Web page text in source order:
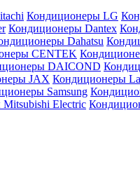
Кондиционеры LG
Кондиционеры Dantex
Dahatsu
CENTEK
DAICOND
JAX Кондиционеры
Samsung
Electric